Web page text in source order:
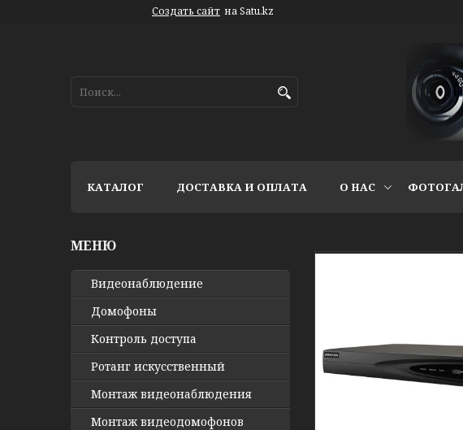
Создать сайт на Satu.kz
КАТАЛОГ ДОСТАВКА И ОПЛАТА О НАС
Видео­наблюдение
Домофоны
Контроль доступа
Ротанг искусственный
Монтаж видеонаблюдения
Монтаж видеодомофонов